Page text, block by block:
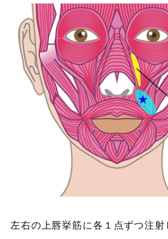
左右の上唇挙筋に各１点ずつ注